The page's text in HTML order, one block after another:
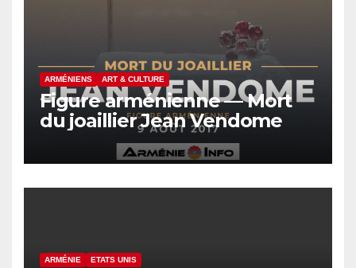
ARMÉNIENS ART & CULTURE
Figure arménienne — Mort
du joaillier Jean Vendome
ARMÉNIE ETATS UNIS